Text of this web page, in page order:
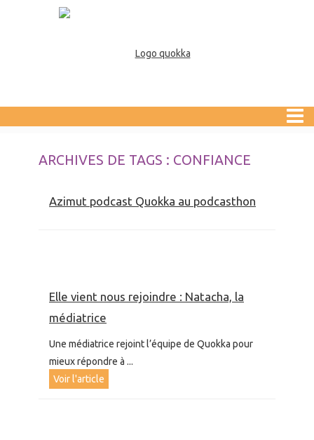
ARCHIVES DE TAGS : CONFIANCE
Azimut podcast Quokka au podcasthon
Elle vient nous rejoindre : Natacha, la
médiatrice
Une médiatrice rejoint l’équipe de Quokka pour
mieux répondre à ...
Voir l'article